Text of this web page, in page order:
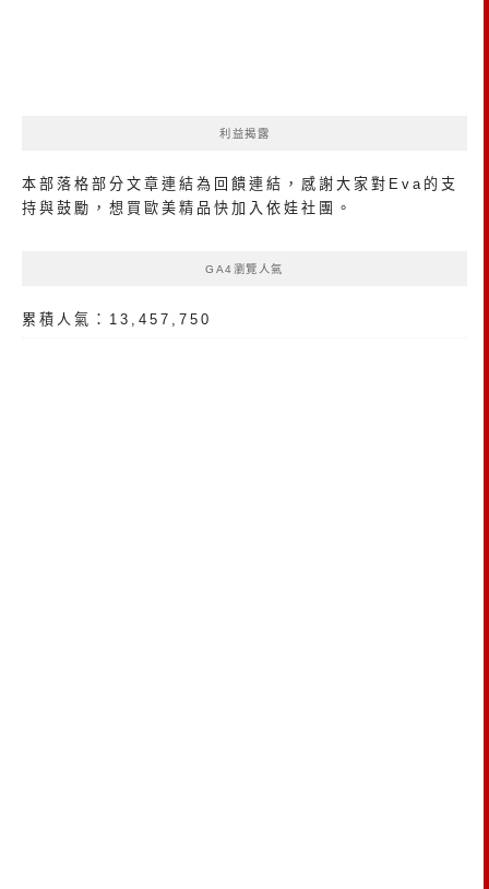
利益揭露
本部落格部分文章連結為回饋連結，感謝大家對Eva的支
持與鼓勵，想買歐美精品 快加入依娃社團 。
GA4瀏覽人氣
累積人氣：13,457,750